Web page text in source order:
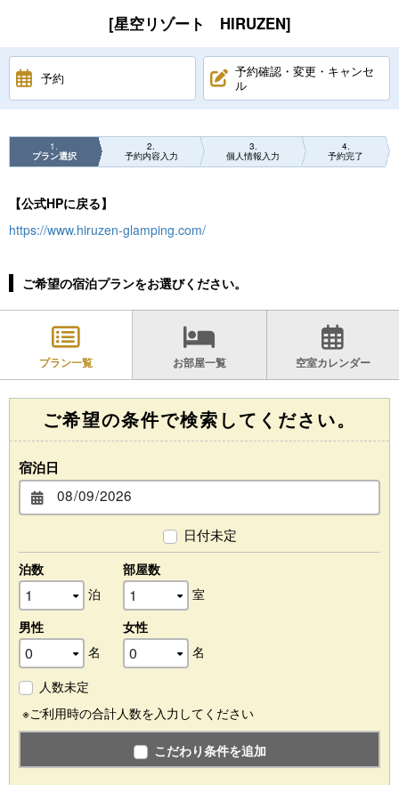
[星空リゾート HIRUZEN]
予約
予約確認・変更・キャンセ
ル
1
プラン選択
2
予約内容入力
3
個人情報入力
4
予約完了
【公式HPに戻る】
https://www.hiruzen-glamping.com/
ご希望の宿泊プランをお選びください。
プラン一覧 お部屋一覧 空室カレンダー
ご希望の条件で検索してください。
宿泊日
日付未定
泊数
泊
部屋数
室
男性
名
女性
名
人数未定
※ご利用時の合計人数を入力してください
こだわり条件を追加